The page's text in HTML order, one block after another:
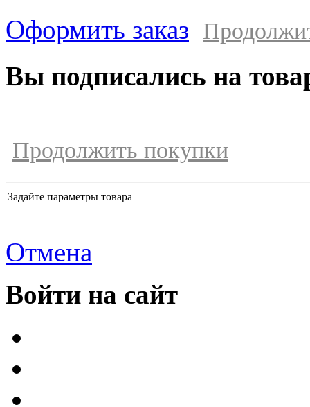
Оформить заказ
Вы подписались на
Продолжить покупки
Задайте параметры товара
Отмена
Войти на сайт